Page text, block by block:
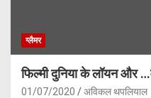
ग्लैमर
फिल्मी दुनिया के लॉयन और
01/07/2020 अविकल थपलियाल